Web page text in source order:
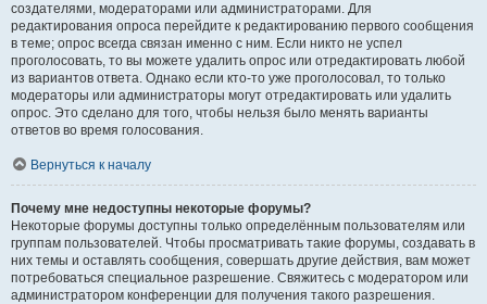
создателями, модераторами или администраторами. Для
редактирования опроса перейдите к редактированию первого сообщения
в теме; опрос всегда связан именно с ним. Если никто не успел
проголосовать, то вы можете удалить опрос или отредактировать любой
из вариантов ответа. Однако если кто-то уже проголосовал, то только
модераторы или администраторы могут отредактировать или удалить
опрос. Это сделано для того, чтобы нельзя было менять варианты
ответов во время голосования.
Вернуться к началу
Почему мне недоступны некоторые форумы?
Некоторые форумы доступны только определённым пользователям или
группам пользователей. Чтобы просматривать такие форумы, создавать в
них темы и оставлять сообщения, совершать другие действия, вам может
потребоваться специальное разрешение. Свяжитесь с модератором или
администратором конференции для получения такого разрешения.